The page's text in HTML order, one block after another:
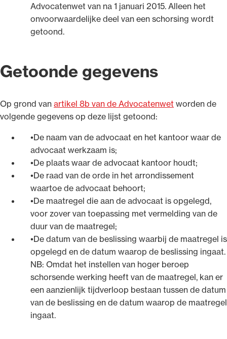
Advocatenwet van na 1 januari 2015. Alleen het
onvoorwaardelijke deel van een schorsing wordt
getoond.
Getoonde gegevens
Op grond van artikel 8b van de Advocatenwet worden de
volgende gegevens op deze lijst getoond:
De naam van de advocaat en het kantoor waar de
advocaat werkzaam is;
De plaats waar de advocaat kantoor houdt;
De raad van de orde in het arrondissement
waartoe de advocaat behoort;
De maatregel die aan de advocaat is opgelegd,
voor zover van toepassing met vermelding van de
duur van de maatregel;
De datum van de beslissing waarbij de maatregel is
opgelegd en de datum waarop de beslissing ingaat.
NB: Omdat het instellen van hoger beroep
schorsende werking heeft van de maatregel, kan er
een aanzienlijk tijdverloop bestaan tussen de datum
van de beslissing en de datum waarop de maatregel
ingaat.